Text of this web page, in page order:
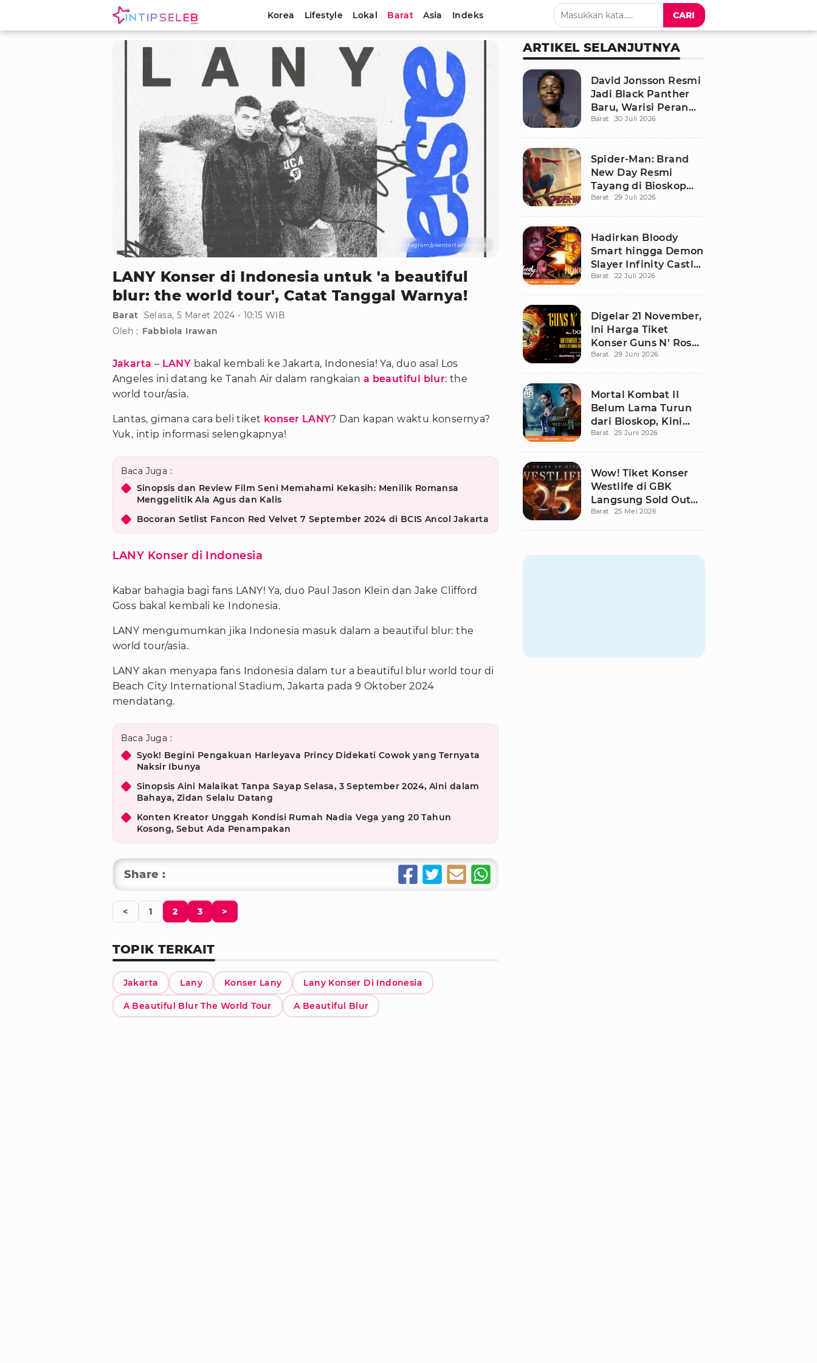
Korea Lifestyle Lokal Barat Asia Indeks CARI
Foto : Instagram/pkentertainment.id
LANY Konser di Indonesia untuk 'a beautiful
blur: the world tour', Catat Tanggal Warnya!
Barat Selasa, 5 Maret 2024 - 10:15 WIB
Oleh : Fabbiola Irawan
Jakarta – LANY bakal kembali ke Jakarta, Indonesia! Ya, duo asal Los
Angeles ini datang ke Tanah Air dalam rangkaian a beautiful blur: the
world tour/asia.
Lantas, gimana cara beli tiket konser LANY? Dan kapan waktu konsernya?
Yuk, intip informasi selengkapnya!
Baca Juga :
Sinopsis dan Review Film Seni Memahami Kekasih: Menilik Romansa
Menggelitik Ala Agus dan Kalis
Bocoran Setlist Fancon Red Velvet 7 September 2024 di BCIS Ancol Jakarta
LANY Konser di Indonesia
Kabar bahagia bagi fans LANY! Ya, duo Paul Jason Klein dan Jake Clifford
Goss bakal kembali ke Indonesia.
LANY mengumumkan jika Indonesia masuk dalam a beautiful blur: the
world tour/asia.
LANY akan menyapa fans Indonesia dalam tur a beautiful blur world tour di
Beach City International Stadium, Jakarta pada 9 Oktober 2024
mendatang.
Baca Juga :
Syok! Begini Pengakuan Harleyava Princy Didekati Cowok yang Ternyata
Naksir Ibunya
Sinopsis Aini Malaikat Tanpa Sayap Selasa, 3 September 2024, Aini dalam
Bahaya, Zidan Selalu Datang
Konten Kreator Unggah Kondisi Rumah Nadia Vega yang 20 Tahun
Kosong, Sebut Ada Penampakan
Share :
< 1 2 3 >
TOPIK TERKAIT
Jakarta Lany Konser Lany Lany Konser Di Indonesia
A Beautiful Blur The World Tour A Beautiful Blur
ARTIKEL SELANJUTNYA
David Jonsson Resmi
Jadi Black Panther
Baru, Warisi Peran
T'Challa di Black
Barat 30 Juli 2026
Spider-Man: Brand
New Day Resmi
Tayang di Bioskop
Indonesia, Ini
Barat 29 Juli 2026
Hadirkan Bloody
Smart hingga Demon
Slayer Infinity Castle,
Ini Daftar Tontonan
Barat 22 Juli 2026
Digelar 21 November,
Ini Harga Tiket
Konser Guns N' Roses
di Stadion Madya
Barat 29 Juni 2026
Mortal Kombat II
Belum Lama Turun
dari Bioskop, Kini
Sudah Bisa Ditonton
Barat 25 Juni 2026
Wow! Tiket Konser
Westlife di GBK
Langsung Sold Out
Kurang dari 12 Jam
Barat 25 Mei 2026